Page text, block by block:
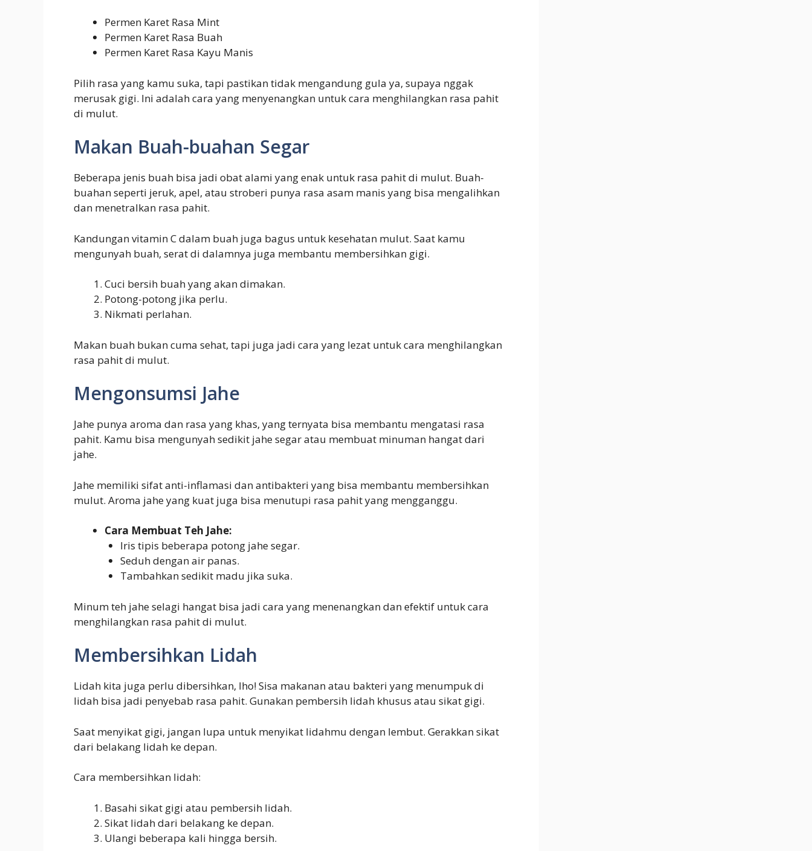
Permen Karet Rasa Mint
Permen Karet Rasa Buah
Permen Karet Rasa Kayu Manis
Pilih rasa yang kamu suka, tapi pastikan tidak mengandung gula ya, supaya nggak
merusak gigi. Ini adalah cara yang menyenangkan untuk cara menghilangkan rasa pahit
di mulut.
Makan Buah-buahan Segar
Beberapa jenis buah bisa jadi obat alami yang enak untuk rasa pahit di mulut. Buah-
buahan seperti jeruk, apel, atau stroberi punya rasa asam manis yang bisa mengalihkan
dan menetralkan rasa pahit.
Kandungan vitamin C dalam buah juga bagus untuk kesehatan mulut. Saat kamu
mengunyah buah, serat di dalamnya juga membantu membersihkan gigi.
Cuci bersih buah yang akan dimakan.
Potong-potong jika perlu.
Nikmati perlahan.
Makan buah bukan cuma sehat, tapi juga jadi cara yang lezat untuk cara menghilangkan
rasa pahit di mulut.
Mengonsumsi Jahe
Jahe punya aroma dan rasa yang khas, yang ternyata bisa membantu mengatasi rasa
pahit. Kamu bisa mengunyah sedikit jahe segar atau membuat minuman hangat dari
jahe.
Jahe memiliki sifat anti-inflamasi dan antibakteri yang bisa membantu membersihkan
mulut. Aroma jahe yang kuat juga bisa menutupi rasa pahit yang mengganggu.
Cara Membuat Teh Jahe:
Iris tipis beberapa potong jahe segar.
Seduh dengan air panas.
Tambahkan sedikit madu jika suka.
Minum teh jahe selagi hangat bisa jadi cara yang menenangkan dan efektif untuk cara
menghilangkan rasa pahit di mulut.
Membersihkan Lidah
Lidah kita juga perlu dibersihkan, lho! Sisa makanan atau bakteri yang menumpuk di
lidah bisa jadi penyebab rasa pahit. Gunakan pembersih lidah khusus atau sikat gigi.
Saat menyikat gigi, jangan lupa untuk menyikat lidahmu dengan lembut. Gerakkan sikat
dari belakang lidah ke depan.
Cara membersihkan lidah:
Basahi sikat gigi atau pembersih lidah.
Sikat lidah dari belakang ke depan.
Ulangi beberapa kali hingga bersih.